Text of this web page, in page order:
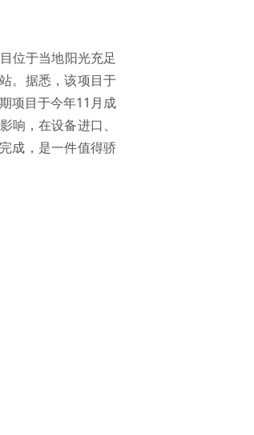
位于当地阳光充足
。据悉，该项目于
项目于今年11月成
，在设备进口、
成，是一件值得骄